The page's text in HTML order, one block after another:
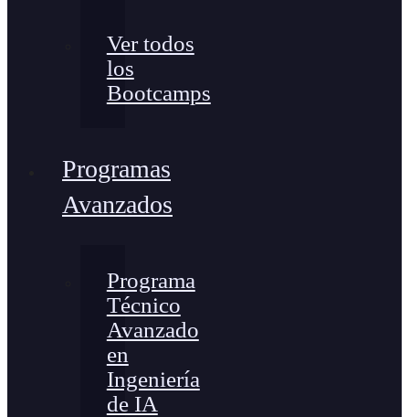
Ver todos
los
Bootcamps
Programas
Avanzados
Programa
Técnico
Avanzado
en
Ingeniería
de IA